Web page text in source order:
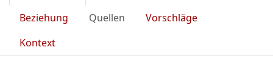
Beziehung
Quellen
Vorschläge
Kontext